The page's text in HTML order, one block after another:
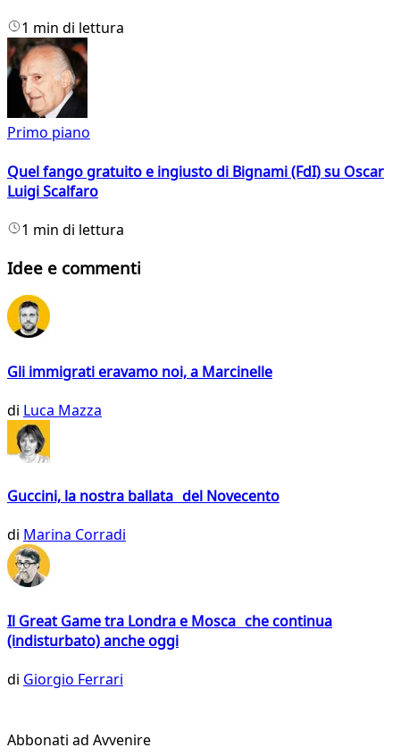
1 min di lettura
Primo piano
Quel fango gratuito e ingiusto di Bignami (FdI) su Oscar
Luigi Scalfaro
1 min di lettura
Idee e commenti
Gli immigrati eravamo noi, a Marcinelle
di Luca Mazza
Guccini, la nostra ballata del Novecento
di Marina Corradi
Il Great Game tra Londra e Mosca che continua
(indisturbato) anche oggi
di Giorgio Ferrari
Abbonati ad Avvenire